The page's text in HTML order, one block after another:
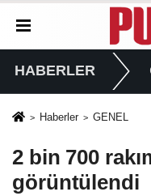
HABERLER
Haberler GENEL
2 bin 700
görüntülendi